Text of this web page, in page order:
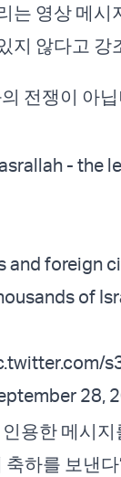
는 영상 메시
지 않다고 강
전쟁이 아
- the
and foreign
of
28,
용한 메시지
하를 보낸